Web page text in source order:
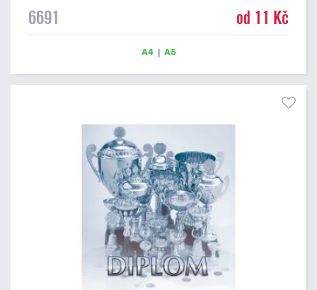
univerzální diplom je vhodný pro většinu událostí, ke kterým by
6691 od 11 Kč
A4| A5